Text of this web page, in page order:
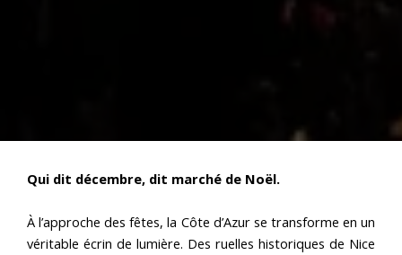
Qui dit décembre, dit marché de Noël.
À l’approche des fêtes, la Côte d’Azur se transforme en un
véritable écrin de lumière. Des ruelles historiques de Nice